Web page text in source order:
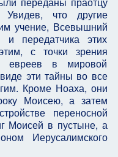
Увидев, что другие
учение, Всевышний
и передатчика этих
с точки зрения
евреев в мировой
эти тайны во все
Кроме Ноаха, они
Моисею, а затем
переносной
Моисей в пустыне, а
Иерусалимского